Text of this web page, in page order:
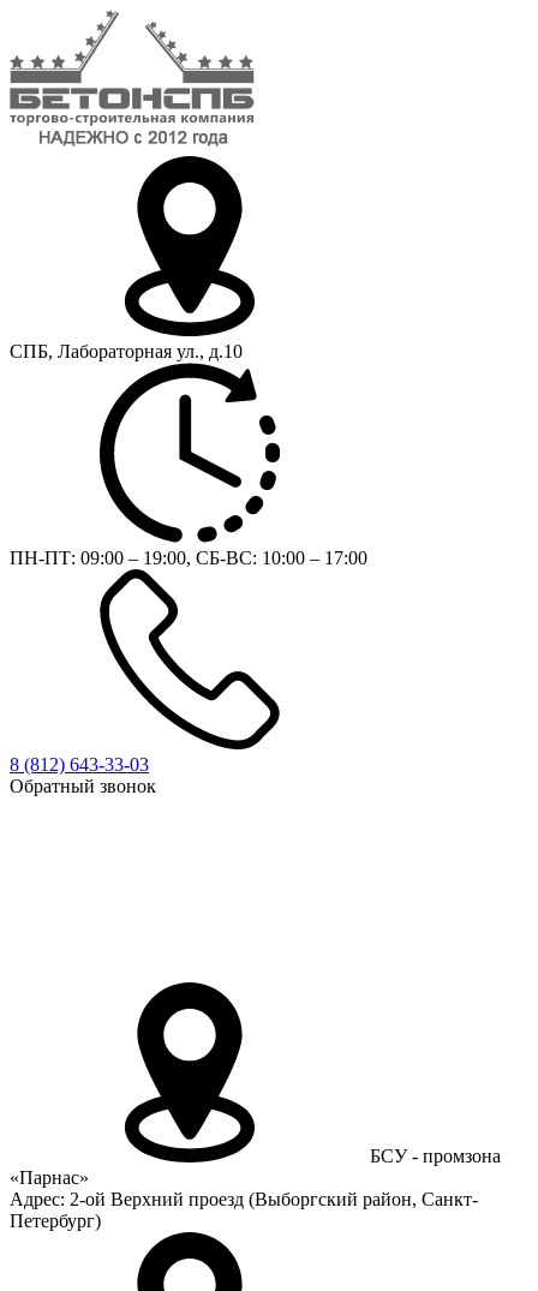
СПБ, Лабораторная ул., д.10
ПН-ПТ: 09:00 – 19:00, СБ-ВС: 10:00 – 17:00
8 (812) 643-33-03
Обратный звонок
БСУ - промзона
«Парнас»
Адрес: 2-ой Верхний проезд (Выборгский район, Санкт-
Петербург)